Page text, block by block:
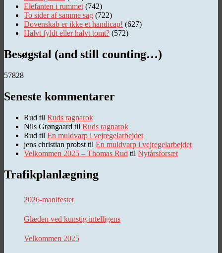
Elefanten i rummet (742)
To sider af samme sag (722)
Dovenskab er ikke et handicap! (627)
Halvt fyldt eller halvt tomt? (572)
Besøgstal (and still counting…)
57828
Seneste kommentarer
Rud til Ruds ragnarok
Nils Grøngaard til Ruds ragnarok
Rud til En muldvarp i vejregelarbejdet
jens christian probst til En muldvarp i vejregelarbejdet
Velkommen 2025 – Thomas Rud til Nytårsforsæt
Trafikplanlægning
2026-manifestet
Glæden ved kunstig intelligens
Velkommen 2025